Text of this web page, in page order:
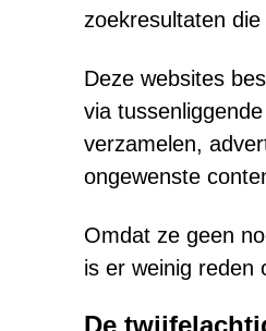
zoekresultaten
Deze websites
via
verzamelen,
ongewenste
Omdat ze geen
is er weinig reden
De